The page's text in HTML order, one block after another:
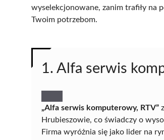
wyselekcjonowane, zanim trafiły na
Twoim potrzebom.
1. Alfa serwis
„Alfa serwis komputerowy, RTV”
Hrubieszowie, co świadczy o
Firma wyróżnia się jako lider na